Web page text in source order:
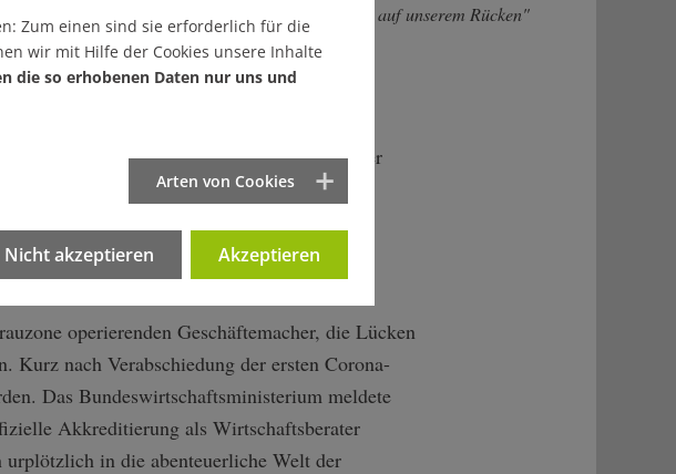
Umdenken? Denkste. Kundgebung "Ihre Krise nicht auf unserem Rücken"
buchstäblich um jeden Preis zu
scheint es nun so, als ob ein warmer
auch leisten können.
operierenden Geschäftemacher, die Lücken
Kurz nach Verabschiedung der ersten Corona-
Das Bundeswirtschaftsministerium meldete
Akkreditierung als Wirtschaftsberater
in die abenteuerliche Welt der
Zum einen sind sie erforderlich für die
wir mit Hilfe der Cookies unsere Inhalte
die so erhobenen Daten nur uns und
Arten von Cookies
Nicht akzeptieren Akzeptieren